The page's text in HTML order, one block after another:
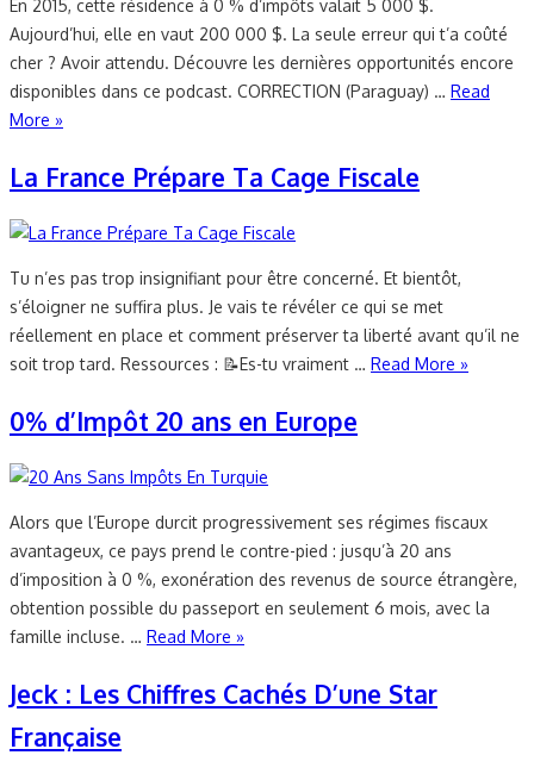
En 2015, cette résidence à 0 % d’impôts valait 5 000 $.
Aujourd’hui, elle en vaut 200 000 $. La seule erreur qui t’a coûté
cher ? Avoir attendu. Découvre les dernières opportunités encore
disponibles dans ce podcast. CORRECTION (Paraguay) … Read
More »
La France Prépare Ta Cage Fiscale
Tu n’es pas trop insignifiant pour être concerné. Et bientôt,
s’éloigner ne suffira plus. Je vais te révéler ce qui se met
réellement en place et comment préserver ta liberté avant qu’il ne
soit trop tard. Ressources : 📝Es-tu vraiment … Read More »
0% d’Impôt 20 ans en Europe
Alors que l’Europe durcit progressivement ses régimes fiscaux
avantageux, ce pays prend le contre-pied : jusqu’à 20 ans
d’imposition à 0 %, exonération des revenus de source étrangère,
obtention possible du passeport en seulement 6 mois, avec la
famille incluse. … Read More »
Jeck : Les Chiffres Cachés D’une Star
Française